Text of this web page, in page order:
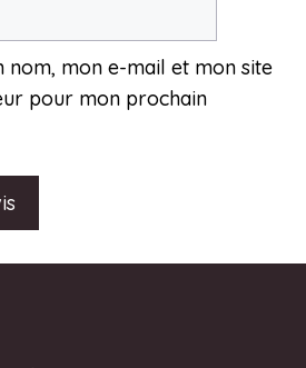
nom, mon e-mail et mon site
pour mon prochain